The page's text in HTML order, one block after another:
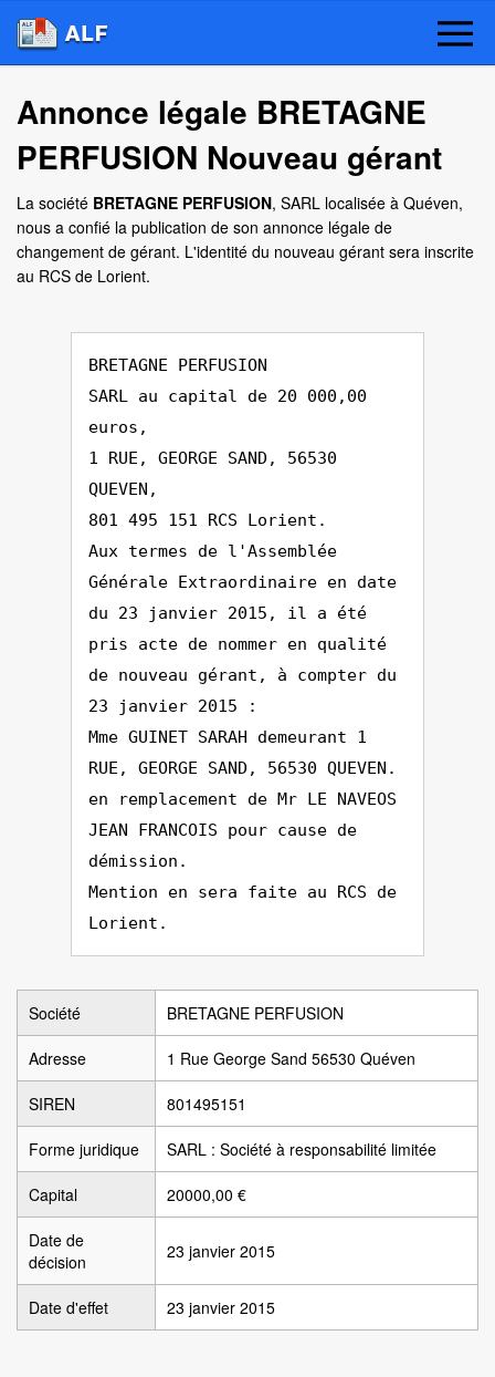
Annonce légale BRETAGNE
PERFUSION Nouveau gérant
La société BRETAGNE PERFUSION, SARL localisée à Quéven,
nous a confié la publication de son annonce légale de
changement de gérant. L'identité du nouveau gérant sera inscrite
au RCS de Lorient.
BRETAGNE PERFUSION
SARL au capital de 20 000,00
euros,
1 RUE, GEORGE SAND, 56530
QUEVEN,
801 495 151 RCS Lorient.
Aux termes de l'Assemblée
Générale Extraordinaire en date
du 23 janvier 2015, il a été
pris acte de nommer en qualité
de nouveau gérant, à compter du
23 janvier 2015 :
Mme GUINET SARAH demeurant 1
RUE, GEORGE SAND, 56530 QUEVEN.
en remplacement de Mr LE NAVEOS
JEAN FRANCOIS pour cause de
démission.
Mention en sera faite au RCS de
Lorient.
Société BRETAGNE PERFUSION
Adresse 1 Rue George Sand 56530 Quéven
SIREN 801495151
Forme juridique SARL : Société à responsabilité limitée
Capital 20000,00 €
Date de
décision
23 janvier 2015
Date d'effet 23 janvier 2015